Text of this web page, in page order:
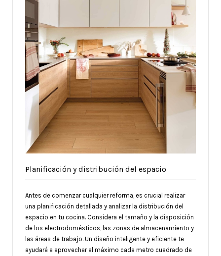
Planificación y distribución del espacio
Antes de comenzar cualquier reforma, es crucial realizar
una planificación detallada y analizar la distribución del
espacio en tu cocina. Considera el tamaño y la disposición
de los electrodomésticos, las zonas de almacenamiento y
las áreas de trabajo. Un diseño inteligente y eficiente te
ayudará a aprovechar al máximo cada metro cuadrado de